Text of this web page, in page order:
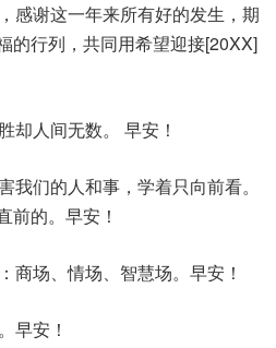
感谢这一年来所有好的发生，期
的行列，共同用希望迎接[20XX]
却人间无数。 早安！
我们的人和事，学着只向前看。
前的。早安！
商场、情场、智慧场。早安！
早安！